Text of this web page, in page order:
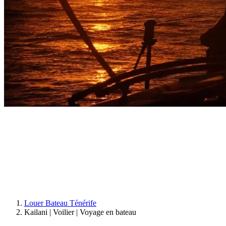
Louer Bateau Ténérife
Kailani | Voilier | Voyage en bateau